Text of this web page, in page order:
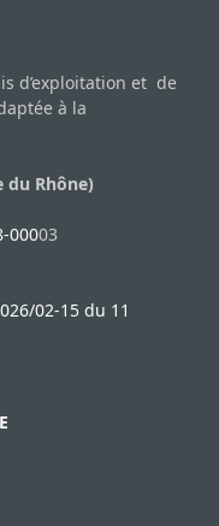
d’exploitation et de
à la
du Rhône)
00003
02-15 du 11